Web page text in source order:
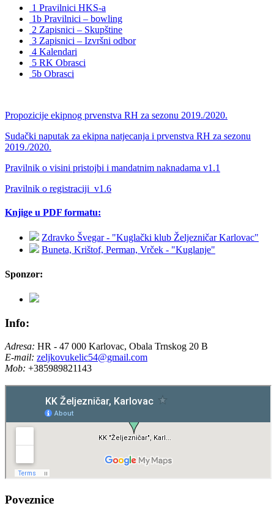
1 Pravilnici HKS-a
1b Pravilnici – bowling
2 Zapisnici – Skupštine
3 Zapisnici – Izvršni odbor
4 Kalendari
5 RK Obrasci
5b Obrasci
Propozicije ekipnog prvenstva RH za sezonu 2019./2020.
Sudački naputak za ekipna natjecanja i prvenstva RH za sezonu
2019./2020.
Pravilnik o visini pristojbi i mandatnim naknadama v1.1
Pravilnik o registraciji_v1.6
Knjige u PDF formatu:
Zdravko Švegar - "Kuglački klub Željezničar Karlovac"
Buneta, Krištof, Perman, Vrček - "Kuglanje"
Sponzor:
Info:
Adresa: HR - 47 000 Karlovac, Obala Trnskog 20 B
E-mail: zeljkovukelic54@gmail.com
Mob: +385989821143
Poveznice